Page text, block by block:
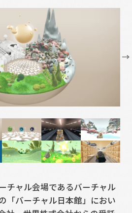
チャル会場であるバーチャル
「バーチャル日本館」におい